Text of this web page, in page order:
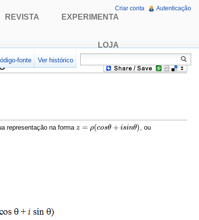
representação na formaz = ρ(cosθ + isinθ)
z=ρ( cosθ+is nθ )
, ou
REVISTA EXPERIMENTA
LOJA
Criar conta Autenticação
fonte Ver histórico